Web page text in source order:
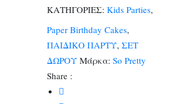
ΚΑΤΗΓΟΡΙΕΣ: Kids Parties,
Paper Birthday Cakes,
ΠΑΙΔΙΚΟ ΠΑΡΤΥ,ΣΕΤ
ΔΩΡΟΥ Μάρκα:So Pretty
Share :